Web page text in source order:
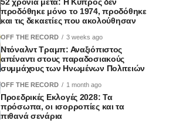
προδόθηκε μόνο το 1974, προδόθηκε
και τις δεκαετίες που ακολούθησαν
OFF THE RECORD 3 weeks ago
Ντόναλντ Τραμπ: Αναξιόπιστος
απέναντι στους παραδοσιακούς
συμμάχους των Ηνωμένων Πολιτειών
OFF THE RECORD 1 month ago
Προεδρικές Εκλογές 2028: Τα
πρόσωπα, οι ισορροπίες και τα
πιθανά σενάρια